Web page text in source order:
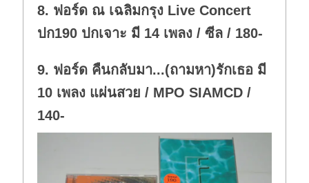
n
8. ฟอร์ด ณ เฉลิมกรุง Live Concert
ปก190 ปกเจาะ มี 14 เพลง / ซีล / 180-
9. ฟอร์ด คืนกลับมา...(ถามหา)รักเธอ มี
10 เพลง แผ่นสวย / MPO SIAMCD /
140-